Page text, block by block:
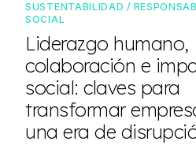
SUSTENTABILIDAD /
SOCIAL
Liderazgo humano,
colaboración e
social: claves para
transformar
una era de